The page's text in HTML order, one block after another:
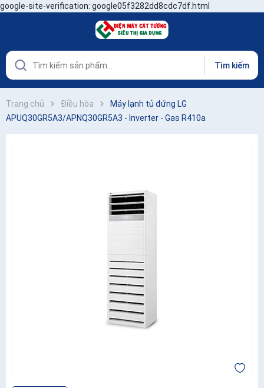
google-site-verification: google05f3282dd8cdc7df.html
Tìm kiếm
Trang chủ Điều hòa
Máy lạnh tủ đứng LG
APUQ30GR5A3/APNQ30GR5A3 - Inverter - Gas R410a